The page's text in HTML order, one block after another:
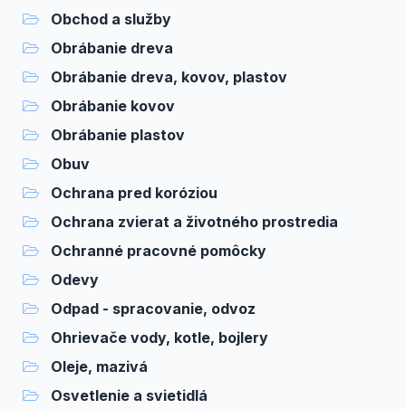
Obchod a služby
Obrábanie dreva
Obrábanie dreva, kovov, plastov
Obrábanie kovov
Obrábanie plastov
Obuv
Ochrana pred koróziou
Ochrana zvierat a životného prostredia
Ochranné pracovné pomôcky
Odevy
Odpad - spracovanie, odvoz
Ohrievače vody, kotle, bojlery
Oleje, mazivá
Osvetlenie a svietidlá